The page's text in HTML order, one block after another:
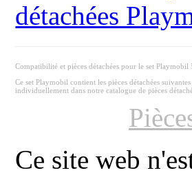
détachées
Compatibilité et pièces détachées pour le set Playmobil
Ce set Playmobil contient les pièces détachées
individuellement dans notre catalogue de pièces
Ce site web